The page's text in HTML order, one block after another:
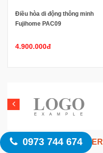
Điều hòa di động thông minh
Fujihome PAC09
4.900.000đ
NHẬN TIN NEWSLETTER
0973 744 674